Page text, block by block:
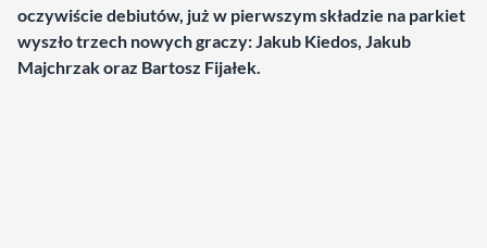
oczywiście debiutów, już w pierwszym składzie na parkiet
wyszło trzech nowych graczy: Jakub Kiedos, Jakub
Majchrzak oraz Bartosz Fijałek.